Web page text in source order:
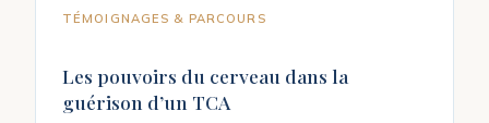
TÉMOIGNAGES & PARCOURS
Les pouvoirs du cerveau dans la
guérison d’un TCA